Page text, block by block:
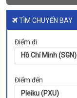
TÌM CHUYẾN BAY
Điểm đi
Hồ Chí Minh (SGN)
Điểm đến
Pleiku (PXU)